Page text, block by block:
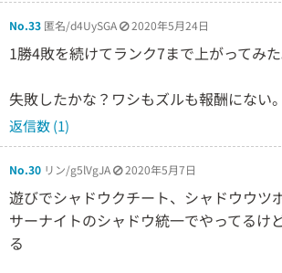
No.33 匿名/d4UySGA 2020年5月24日
1勝4敗を続けてランク7まで上がってみた
失敗したかな？ワシもズルも報酬にない。
返信数 (1)
No.30 リン/g5lVgJA 2020年5月7日
遊びでシャドウクチート、シャドウウツ
サーナイトのシャドウ統一でやってるけ
る